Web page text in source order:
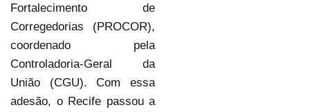
Fortalecimento de
Corregedorias (PROCOR),
coordenado pela
Controladoria-Geral da
União (CGU). Com essa
adesão, o Recife passou a